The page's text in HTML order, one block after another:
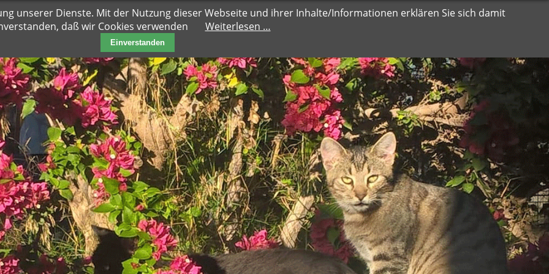
unserer Dienste. Mit der Nutzung dieser Webseite und ihrer Inhalte/Informationen erklären Sie sich damit
daß wir Cookies verwenden
Weiterlesen …
Einverstanden